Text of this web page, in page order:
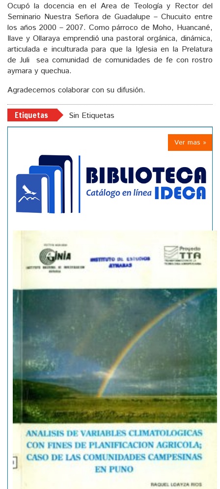
Ocupó la docencia en el Area de Teología y Rector del
Seminario Nuestra Señora de Guadalupe – Chucuito entre
los años 2000 – 2007. Como párroco de Moho, Huancané,
Ilave y Ollaraya emprendió una pastoral orgánica, dinámica,
articulada e inculturada para que la Iglesia en la Prelatura
de Juli sea comunidad de comunidades de fe con rostro
aymara y quechua.
Agradecemos colaborar con su difusión.
Etiquetas Sin Etiquetas
Ver mas »